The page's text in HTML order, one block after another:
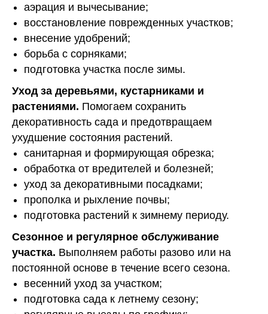
аэрация и вычесывание;
восстановление поврежденных участков;
внесение удобрений;
борьба с сорняками;
подготовка участка после зимы.
Уход за деревьями, кустарниками и
растениями. Помогаем сохранить
декоративность сада и предотвращаем
ухудшение состояния растений.
санитарная и формирующая обрезка;
обработка от вредителей и болезней;
уход за декоративными посадками;
прополка и рыхление почвы;
подготовка растений к зимнему периоду.
Сезонное и регулярное обслуживание
участка. Выполняем работы разово или на
постоянной основе в течение всего сезона.
весенний уход за участком;
подготовка сада к летнему сезону;
выполнять необходимые работы. Мы
растения, газон и территория получали
уход с учетом времени года и текущего
состояния участка.